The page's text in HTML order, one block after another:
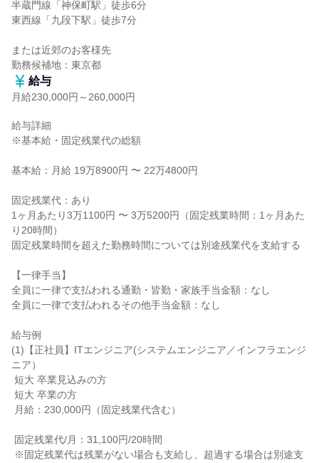
半蔵門線「神保町駅」徒歩6分
東西線「九段下駅」徒歩7分
または近郊のお客様先
勤務候補地：東京都
給与
月給230,000円～260,000円
給与詳細
※基本給・固定残業代の総額
基本給：月給 19万8900円 〜 22万4800円
固定残業代：あり
1ヶ月あたり3万1100円 〜 3万5200円（固定残業時間：1ヶ月あた
り20時間）
固定残業時間を超えた勤務時間については別途残業代を支給する
【一律手当】
全員に一律で支払われる通勤・皆勤・家族手当金額：なし
全員に一律で支払われるその他手当金額：なし
給与例
(1)【正社員】ITエンジニア(システムエンジニア／インフラエンジ
ニア）